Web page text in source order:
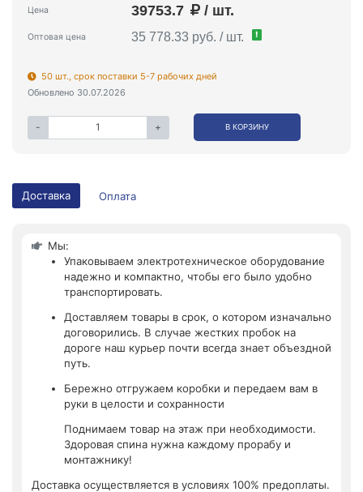
Цена 39753.7 / шт.
Оптовая цена 35 778.33 руб. / шт. !
50 шт., срок поставки 5-7 рабочих дней
Обновлено 30.07.2026
- + В КОРЗИНУ
Доставка Оплата
Мы:
Упаковываем электротехническое оборудование
надежно и компактно, чтобы его было удобно
транспортировать.
Доставляем товары в срок, о котором изначально
договорились. В случае жестких пробок на
дороге наш курьер почти всегда знает объездной
путь.
Бережно отгружаем коробки и передаем вам в
руки в целости и сохранности
Поднимаем товар на этаж при необходимости.
Здоровая спина нужна каждому прорабу и
монтажнику!
Доставка осуществляется в условиях 100% предоплаты.